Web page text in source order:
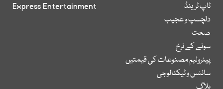
ٹاپ ٹرینڈ
دلچسپ و عجیب
صحت
سونے کے نرخ
پیٹرولیم مصنوعات کی قیمتیں
سائنس و ٹیکنالوجی
Express Entertainment